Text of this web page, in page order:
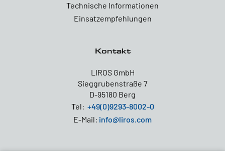
Technische Informationen
Einsatzempfehlungen
Kontakt
LIROS GmbH
Sieggrubenstraße 7
D-95180 Berg
Tel: +49(0)9293-8002-0
E-Mail: info@liros.com